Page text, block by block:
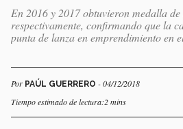
En 2016 y 2017 obtuvieron medalla
respectivamente, confirmando que la
punta de lanza en emprendimiento en
Por PAÚL GUERRERO - 04/12/2018
Tiempo estimado de lectura:2 mins